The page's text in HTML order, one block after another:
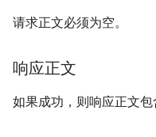
请求正文必须为空。
响应正文
如果成功，则响应正文包